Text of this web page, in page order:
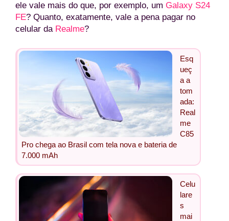
ele vale mais do que, por exemplo, um Galaxy S24
FE? Quanto, exatamente, vale a pena pagar no
celular da Realme?
Esq
ueç
a a
tom
ada:
Real
me
C85
Pro chega ao Brasil com tela nova e bateria de
7.000 mAh
Celu
lare
s
mai